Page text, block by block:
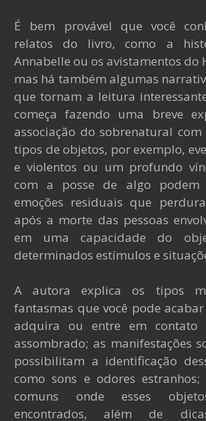
É bem provável que você
relatos do livro, como a
Annabelle ou os avistamentos do
mas há também algumas
que tornam a leitura
começa fazendo uma breve
associação do sobrenatural
tipos de objetos, por exemplo,
e violentos ou um profundo
com a posse de algo podem
emoções residuais que
após a morte das pessoas
em uma capacidade do
determinados estímulos e
A autora explica os tipos
fantasmas que você pode
adquira ou entre em contato
assombrado; as manifestações
possibilitam a identificação
como sons e odores
comuns onde esses
encontrados, além de